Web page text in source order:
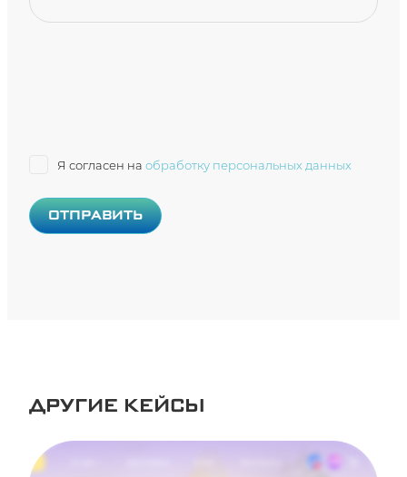
Я согласен на обработку персональных данных
ДРУГИЕ КЕЙСЫ